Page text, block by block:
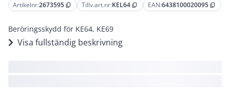
Artikelnr:2673595 content_copy Tillv.art.nr:KEL64 content_copy EAN:6438100020095 content_copy
Beröringsskydd för KE64, KE69
Visa fullständig beskrivning